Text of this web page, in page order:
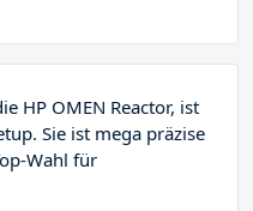
HP OMEN Reactor, ist
Sie ist mega präzise
Wahl für